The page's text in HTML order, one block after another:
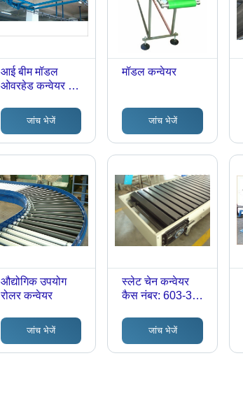
आई बीम मॉडल
ओवरहेड कन्वेयर लोड
किलोग्राम (किग्रा)
जांच भेजें
मॉडल कन्वेयर
जांच भेजें
औद्योगिक उपयोग
रोलर कन्वेयर
जांच भेजें
स्लेट चेन कन्वेयर
कैस नंबर: 603-35-
जांच भेजें